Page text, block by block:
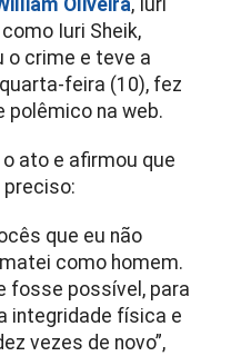
Iuri Sheik,
o crime e teve a
feira (10), fez
polêmico na web.
ato e afirmou que
que eu não
como homem.
fosse possível, para
integridade física e
vezes de novo”,